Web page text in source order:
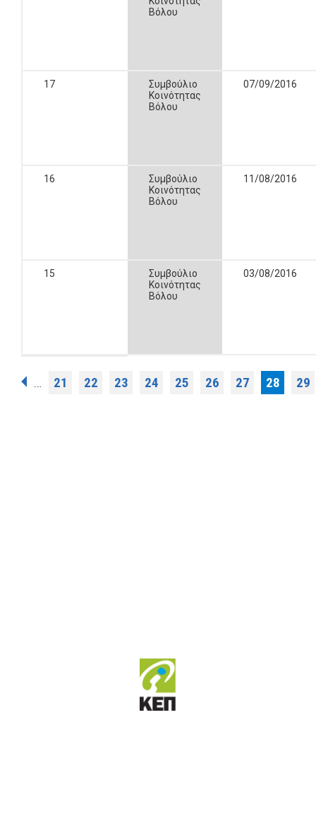
Βόλου
17
Συμβούλιο
Κοινότητας
Βόλου
07/09/2016
16
Συμβούλιο
Κοινότητας
Βόλου
11/08/2016
15
Συμβούλιο
Κοινότητας
Βόλου
03/08/2016
Σελίδες
… 21 22 23 24 25 26 27 28 29